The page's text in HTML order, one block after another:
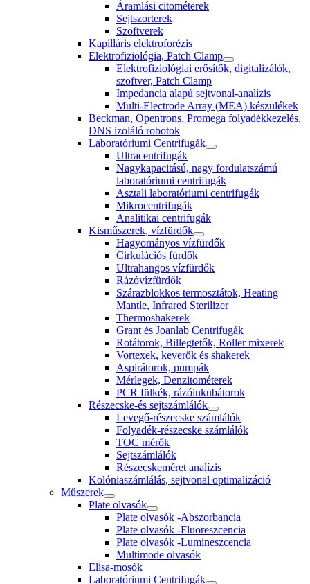
Áramlási citométerek
Sejtszorterek
Szoftverek
Kapilláris elektroforézis
Elektrofiziológia, Patch Clamp
Elektrofiziológiai erősítők, digitalizálók,
szoftver, Patch Clamp
Impedancia alapú sejtvonal-analízis
Multi-Electrode Array (MEA) készülékek
Beckman, Opentrons, Promega folyadékkezelés,
DNS izoláló robotok
Laboratóriumi Centrifugák
Ultracentrifugák
Nagykapacitású, nagy fordulatszámú
laboratóriumi centrifugák
Asztali laboratóriumi centrifugák
Mikrocentrifugák
Analitikai centrifugák
Kisműszerek, vízfürdők
Hagyományos vízfürdők
Cirkulációs fürdők
Ultrahangos vízfürdők
Rázóvízfürdők
Szárazblokkos termosztátok, Heating
Mantle, Infrared Sterilizer
Thermoshakerek
Grant és Joanlab Centrifugák
Rotátorok, Billegtetők, Roller mixerek
Vortexek, keverők és shakerek
Aspirátorok, pumpák
Mérlegek, Denzitométerek
PCR fülkék, rázóinkubátorok
Részecske-és sejtszámlálók
Levegő-részecske számlálók
Folyadék-részecske számlálók
TOC mérők
Sejtszámlálók
Részecskeméret analízis
Kolóniaszámlálás, sejtvonal optimalizáció
Műszerek
Plate olvasók
Plate olvasók -Abszorbancia
Plate olvasók -Fluoreszcencia
Plate olvasók -Lumineszcencia
Multimode olvasók
Elisa-mosók
Laboratóriumi Centrifugák